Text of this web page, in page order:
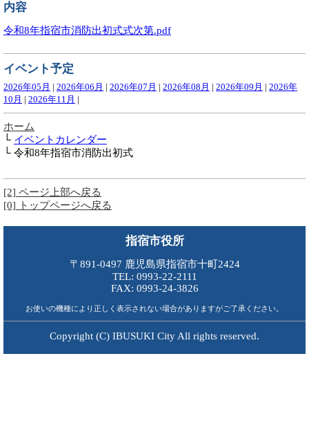
内容
令和8年指宿市消防出初式式次第.pdf
イベント予定
2026年05月 | 2026年06月 | 2026年07月 | 2026年08月 | 2026年09月 | 2026年
10月 | 2026年11月 |
ホーム
└ イベントカレンダー
└ 令和8年指宿市消防出初式
[2] ページ上部へ戻る
[0] トップページへ戻る
指宿市役所
〒891-0497 鹿児島県指宿市十町2424
TEL: 0993-22-2111
FAX: 0993-24-3826
お使いの機種により正しく表示されない場合がありますがご了承ください。
Copyright (C) IBUSUKI City All rights reserved.